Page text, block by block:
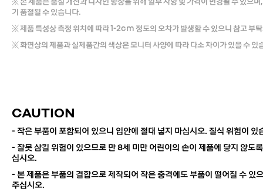
기 품절될 수 있습니다.
※ 제품 특성상 측정 위치에 따라 1-2cm 정도의 오차가 발생할 수 있으니 참고 부
※ 화면상의 제품과 실제품간의 색상은 모니터 사양에 따라 다소 차이가 있을 수 있
CAUTION
- 작은 부품이 포함되어 있으니 입안에 절대 넣지 마십시오. 질식 위험이 있
- 잘못 삼킬 위험이 있으므로 만 8세 미만 어린이의 손이 제품에 닿지 않도
십시오.
- 본 제품은 부품의 결합으로 제작되어 작은 충격에도 부품이 떨어질 수 있
주십시오.